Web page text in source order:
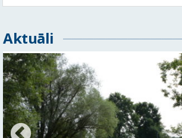
No pagaidu teātra līdz laikmetīgās
– kā attīstīsies “Kurtuve”